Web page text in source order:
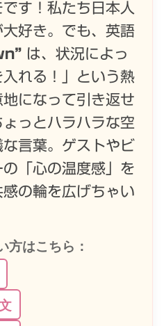
す！私たち日本人
好き。でも、英語
は、状況によっ
れる！」という熱
になって引き返せ
っとハラハラな空
言葉。ゲストやビ
「心の温度感」を
の輪を広げちゃい
方はこちら：